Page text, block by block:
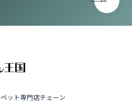
ット専門店チェーン